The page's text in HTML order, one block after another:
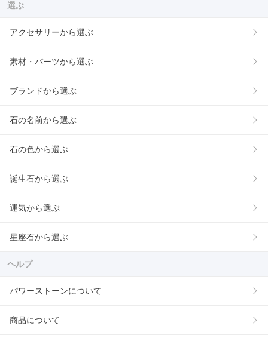
選ぶ
アクセサリーから選ぶ
素材・パーツから選ぶ
ブランドから選ぶ
石の名前から選ぶ
石の色から選ぶ
誕生石から選ぶ
運気から選ぶ
星座石から選ぶ
ヘルプ
パワーストーンについて
商品について